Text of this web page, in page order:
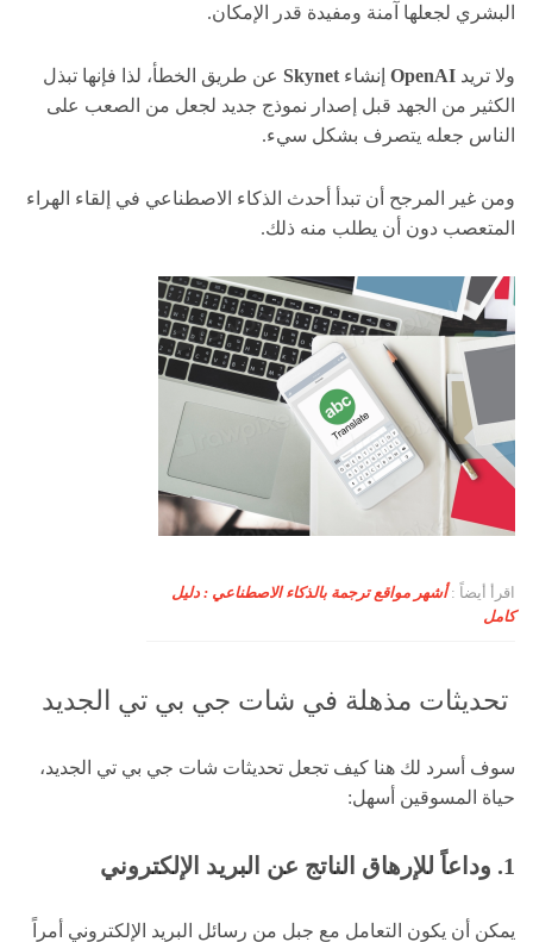
البشري لجعلها آمنة ومفيدة قدر الإمكان.
ولا تريد OpenAI إنشاء Skynet عن طريق الخطأ، لذا فإنها تبذل
الكثير من الجهد قبل إصدار نموذج جديد لجعل من الصعب على
الناس جعله يتصرف بشكل سيء.
ومن غير المرجح أن تبدأ أحدث الذكاء الاصطناعي في إلقاء الهراء
المتعصب دون أن يطلب منه ذلك.
اقرأ أيضاً :أشهر مواقع ترجمة بالذكاء الاصطناعي : دليل
كامل
تحديثات مذهلة في شات جي بي تي الجديد
سوف أسرد لك هنا كيف تجعل تحديثات شات جي بي تي الجديد،
حياة المسوقين أسهل:
1. وداعاً للإرهاق الناتج عن البريد الإلكتروني
يمكن أن يكون التعامل مع جبل من رسائل البريد الإلكتروني أمراً